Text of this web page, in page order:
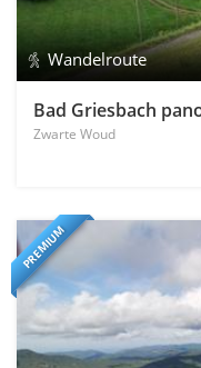
Wandelroute
Bad Griesbach
Zwarte Woud
PREMIUM